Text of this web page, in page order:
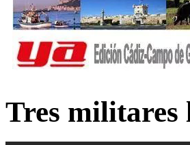
Tres militares